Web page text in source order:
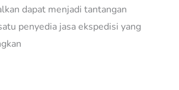
dapat menjadi tantangan
penyedia jasa ekspedisi yang